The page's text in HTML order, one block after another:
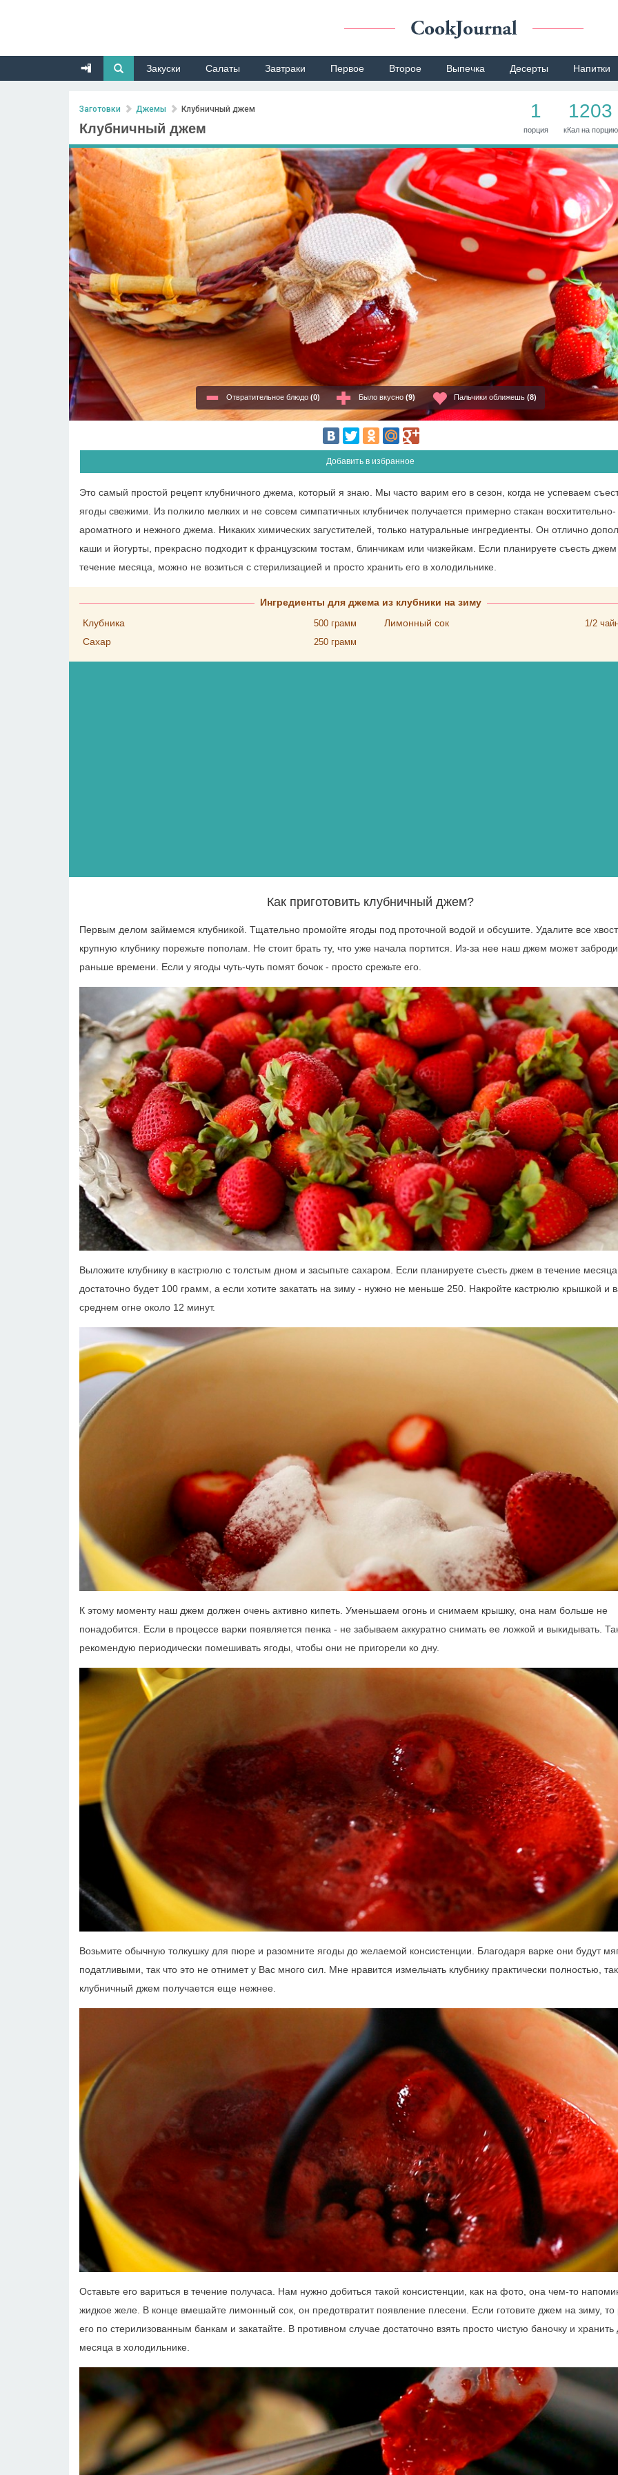
Закуски Салаты Завтраки Первое Второе Выпечка Десерты Напитки
Заготовки Джемы Клубничный джем 1
порция
1203
кКал на порцию
Клубничный джем
Отвратительное блюдо (0) Было вкусно (9) Пальчики оближешь (8)
Добавить в избранное
Это самый простой рецепт клубничного джема, который я знаю. Мы часто варим его в сезон, когда не успеваем
ягоды свежими. Из полкило мелких и не совсем симпатичных клубничек получается примерно стакан восхитительно-
ароматного и нежного джема. Никаких химических загустителей, только натуральные ингредиенты. Он отлично
каши и йогурты, прекрасно подходит к французским тостам, блинчикам или чизкейкам. Если планируете съесть джем
течение месяца, можно не возиться с стерилизацией и просто хранить его в холодильнике.
Ингредиенты для джема из клубники на зиму
Клубника
500 грамм
Сахар 250 грамм
Лимонный сок 1/2
Как приготовить клубничный джем?
Первым делом займемся клубникой. Тщательно промойте ягоды под проточной водой и обсушите. Удалите все
крупную клубнику порежьте пополам. Не стоит брать ту, что уже начала портится. Из-за нее наш джем может
раньше времени. Если у ягоды чуть-чуть помят бочок - просто срежьте его.
Выложите клубнику в кастрюлю с толстым дном и засыпьте сахаром. Если планируете съесть джем в течение
достаточно будет 100 грамм, а если хотите закатать на зиму - нужно не меньше 250. Накройте кастрюлю крышкой и
среднем огне около 12 минут.
К этому моменту наш джем должен очень активно кипеть. Уменьшаем огонь и снимаем крышку, она нам больше не
понадобится. Если в процессе варки появляется пенка - не забываем аккуратно снимать ее ложкой и выкидывать.
рекомендую периодически помешивать ягоды, чтобы они не пригорели ко дну.
Возьмите обычную толкушку для пюре и разомните ягоды до желаемой консистенции. Благодаря варке они будут
податливыми, так что это не отнимет у Вас много сил. Мне нравится измельчать клубнику практически полностью, так
клубничный джем получается еще нежнее.
Оставьте его вариться в течение получаса. Нам нужно добиться такой консистенции, как на фото, она чем-то
жидкое желе. В конце вмешайте лимонный сок, он предотвратит появление плесени. Если готовите джем на зиму, то
его по стерилизованным банкам и закатайте. В противном случае достаточно взять просто чистую баночку и
месяца в холодильнике.